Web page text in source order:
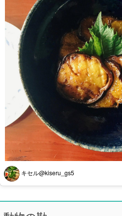
キセル@kiseru_gs5